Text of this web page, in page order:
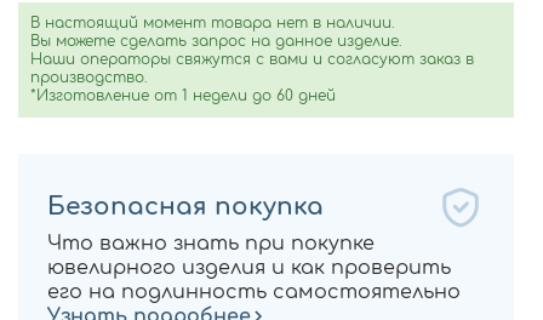
В настоящий момент товара нет в наличии.
Вы можете сделать запрос на данное изделие.
Наши операторы свяжутся с вами и согласуют заказ в
производство.
*Изготовление от 1 недели до 60 дней
Безопасная покупка
Что важно знать при покупке
ювелирного изделия и как проверить
его на подлинность самостоятельно